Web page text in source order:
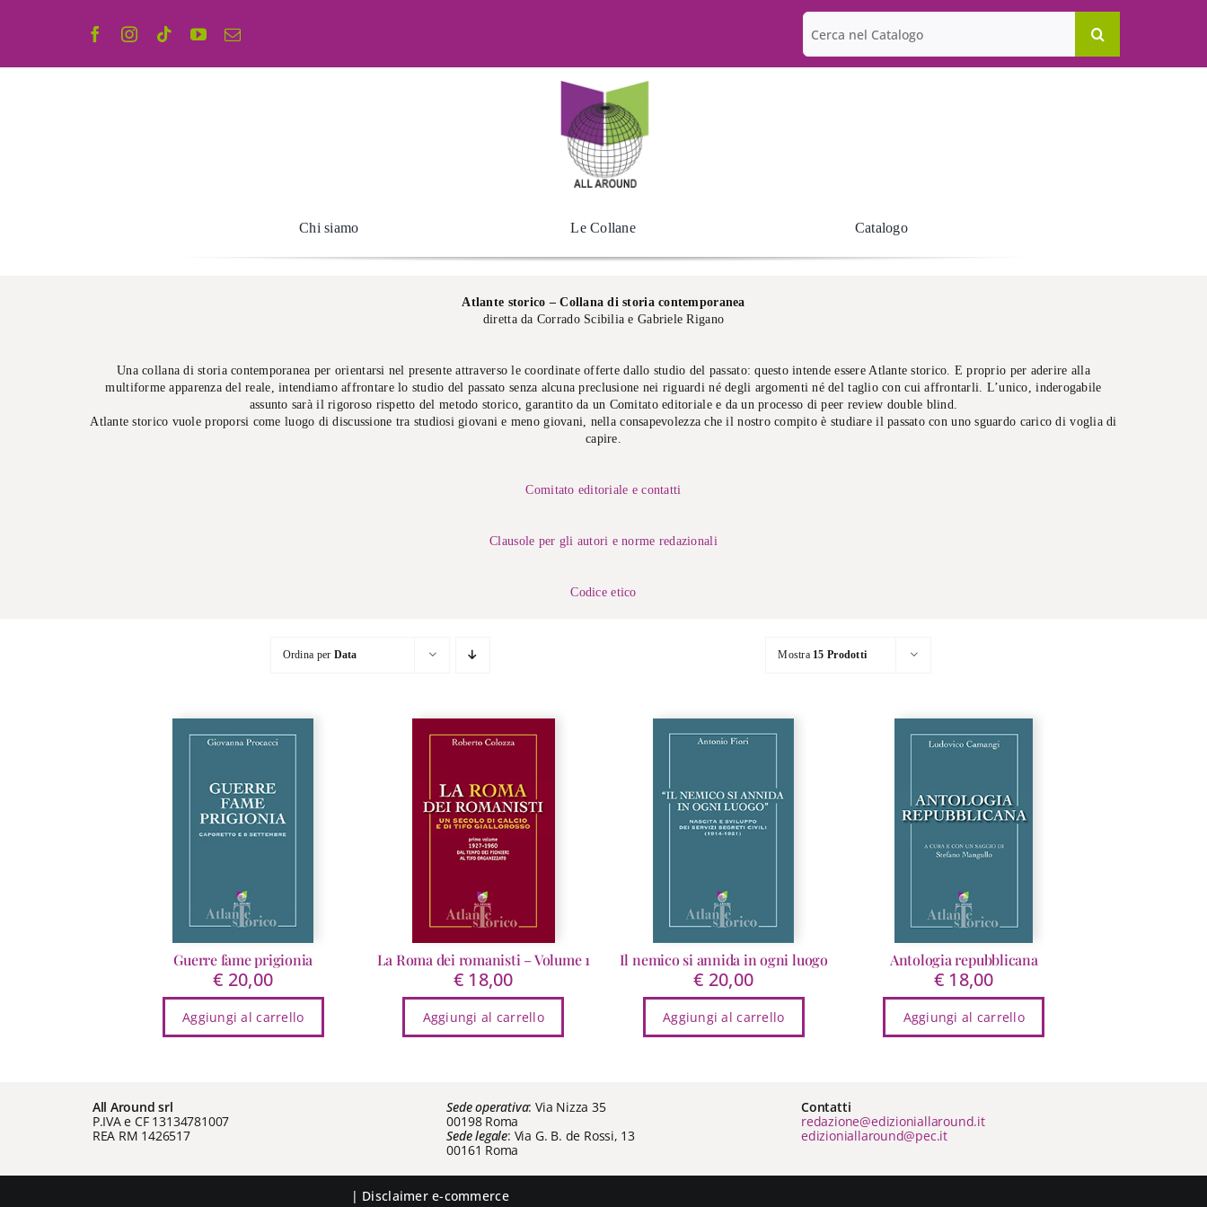
Cerca
per:
Chi siamo Le Collane Catalogo
Atlante storico – Collana di storia contemporanea
diretta da Corrado Scibilia e Gabriele Rigano
Una collana di storia contemporanea per orientarsi nel presente attraverso le coordinate offerte dallo studio del passato: questo intende essere Atlante storico. E proprio per aderire alla
multiforme apparenza del reale, intendiamo affrontare lo studio del passato senza alcuna preclusione nei riguardi né degli argomenti né del taglio con cui affrontarli. L’unico, inderogabile
assunto sarà il rigoroso rispetto del metodo storico, garantito da un Comitato editoriale e da un processo di peer review double blind.
Atlante storico vuole proporsi come luogo di discussione tra studiosi giovani e meno giovani, nella consapevolezza che il nostro compito è studiare il passato con uno sguardo carico di voglia di
capire.
Comitato editoriale e contatti
Clausole per gli autori e norme redazionali
Codice etico
Ordina per Data Mostra 15 Prodotti
Guerre fame prigionia
€ 20,00
Aggiungi al carrello
La Roma dei romanisti – Volume 1
€ 18,00
Aggiungi al carrello
Il nemico si annida in ogni luogo
€ 20,00
Aggiungi al carrello
Antologia repubblicana
€ 18,00
Aggiungi al carrello
All Around srl
P.IVA e CF 13134781007
REA RM 1426517
Sede operativa: Via Nizza 35
00198 Roma
Sede legale: Via G. B. de Rossi, 13
00161 Roma
Contatti
redazione@edizioniallaround.it
edizioniallaround@pec.it
| Disclaimer e-commerce